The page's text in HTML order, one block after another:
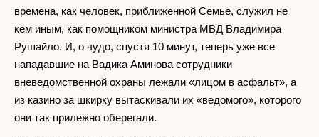
времена, как человек, приближенной Семье, служил не
кем иным, как помощником министра МВД Владимира
Рушайло. И, о чудо, спустя 10 минут, теперь уже все
нападавшие на Вадика Аминова сотрудники
вневедомственной охраны лежали «лицом в асфальт», а
из казино за шкирку вытаскивали их «ведомого», которого
они так прилежно оберегали.